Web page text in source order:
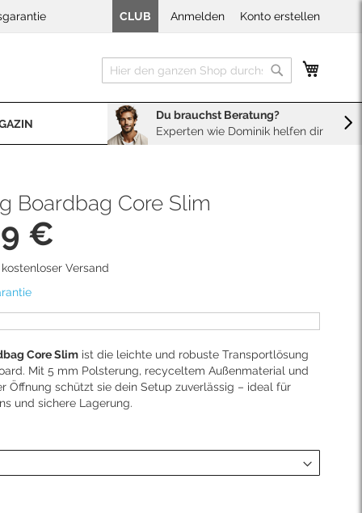
Anmelden Konto erstellen
CLUB
Suche
Du brauchst Beratung?
Experten wie Dominik helfen dir
Boardbag Core Slim
€
Versand
Core Slim ist die leichte und robuste Transportlösung
Mit 5 mm Polsterung, recyceltem Außenmaterial und
Öffnung schützt sie dein Setup zuverlässig – ideal für
und sichere Lagerung.